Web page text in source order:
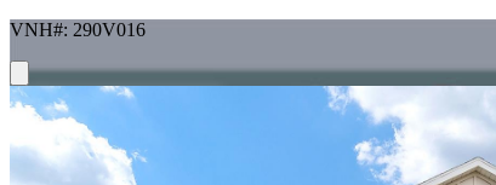
VNH#: 290V016